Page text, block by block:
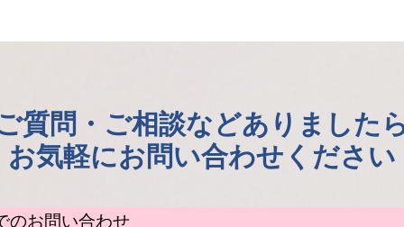
質問・ご相談などありました
お気軽にお問い合わせください
のお問い合わせ